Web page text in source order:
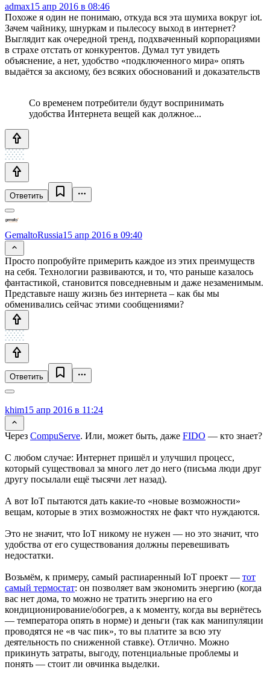
admax15 апр 2016 в 08:46
Похоже я один не понимаю, откуда вся эта шумиха вокруг iot.
Зачем чайнику, шнуркам и пылесосу выход в интернет?
Выглядит как очередной тренд, подхваченный корпорациями
в страхе отстать от конкурентов. Думал тут увидеть
объяснение, а нет, удобство «подключенного мира» опять
выдаётся за аксиому, без всяких обоснований и доказательств
Со временем потребители будут воспринимать
удобства Интернета вещей как должное...
Ответить
GemaltoRussia15 апр 2016 в 09:40
Просто попробуйте примерить каждое из этих преимуществ
на себя. Технологии развиваются, и то, что раньше казалось
фантастикой, становится повседневным и даже незаменимым.
Представьте нашу жизнь без интернета – как бы мы
обменивались сейчас этими сообщениями?
Ответить
khim15 апр 2016 в 11:24
Через CompuServe. Или, может быть, даже FIDO — кто знает?
С любом случае: Интернет пришёл и улучшил процесс,
который существовал за много лет до него (письма люди друг
другу посылали ещё тысячи лет назад).
А вот IoT пытаются дать какие-то «новые возможности»
вещам, которые в этих возможностях не факт что нуждаются.
Это не значит, что IoT никому не нужен — но это значит, что
удобства от его существования должны перевешивать
недостатки.
Возьмём, к примеру, самый распиаренный IoT проект — тот
самый термостат: он позволяет вам экономить энергию (когда
вас нет дома, то можно не тратить энергию на его
кондиционирование/обогрев, а к моменту, когда вы вернётесь
— температора опять в норме) и деньги (так как манипуляции
проводятся не «в час пик», то вы платите за всю эту
деятельность по сниженной ставке). Отлично. Можно
прикинуть затраты, выгоду, потенциальные проблемы и
понять — стоит ли овчинка выделки.